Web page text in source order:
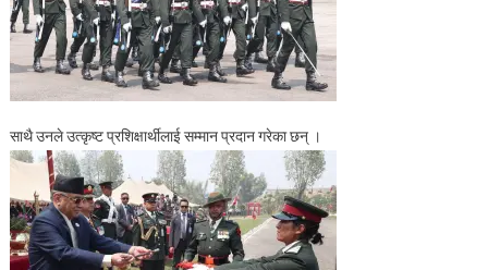
साथै उनले उत्कृष्ट प्रशिक्षार्थीलाई सम्मान प्रदान गरेका छन् ।